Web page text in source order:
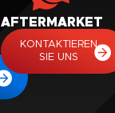
AFTERMARKET
KONTAKTIEREN
SIE UNS